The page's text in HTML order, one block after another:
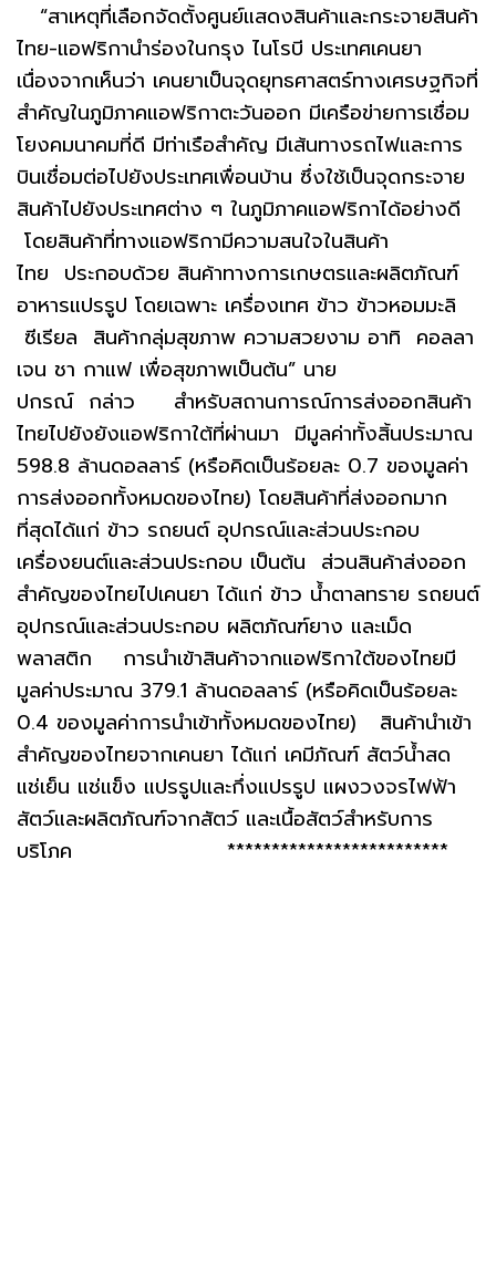
“สาเหตุที่เลือกจัดตั้งศูนย์แสดงสินค้าและกระจายสินค้า
ไทย-แอฟริกานำร่องในกรุง ไนโรบี ประเทศเคนยา
เนื่องจากเห็นว่า เคนยาเป็นจุดยุทธศาสตร์ทางเศรษฐกิจที่
สำคัญในภูมิภาคแอฟริกาตะวันออก มีเครือข่ายการเชื่อม
โยงคมนาคมที่ดี มีท่าเรือสำคัญ มีเส้นทางรถไฟและการ
บินเชื่อมต่อไปยังประเทศเพื่อนบ้าน ซึ่งใช้เป็นจุดกระจาย
สินค้าไปยังประเทศต่าง ๆ ในภูมิภาคแอฟริกาได้อย่างดี
โดยสินค้าที่ทางแอฟริกามีความสนใจในสินค้า
ไทย ประกอบด้วย สินค้าทางการเกษตรและผลิตภัณฑ์
อาหารแปรรูป โดยเฉพาะ เครื่องเทศ ข้าว ข้าวหอมมะลิ
ซีเรียล สินค้ากลุ่มสุขภาพ ความสวยงาม อาทิ คอลลา
เจน ชา กาแฟ เพื่อสุขภาพเป็นต้น” นาย
ปกรณ์ กล่าว สำหรับสถานการณ์การส่งออกสินค้า
ไทยไปยังยังแอฟริกาใต้ที่ผ่านมา มีมูลค่าทั้งสิ้นประมาณ
598.8 ล้านดอลลาร์ (หรือคิดเป็นร้อยละ 0.7 ของมูลค่า
การส่งออกทั้งหมดของไทย) โดยสินค้าที่ส่งออกมาก
ที่สุดได้แก่ ข้าว รถยนต์ อุปกรณ์และส่วนประกอบ
เครื่องยนต์และส่วนประกอบ เป็นต้น ส่วนสินค้าส่งออก
สำคัญของไทยไปเคนยา ได้แก่ ข้าว น้ำตาลทราย รถยนต์
อุปกรณ์และส่วนประกอบ ผลิตภัณฑ์ยาง และเม็ด
พลาสติก การนำเข้าสินค้าจากแอฟริกาใต้ของไทยมี
มูลค่าประมาณ 379.1 ล้านดอลลาร์ (หรือคิดเป็นร้อยละ
0.4 ของมูลค่าการนำเข้าทั้งหมดของไทย) สินค้านำเข้า
สำคัญของไทยจากเคนยา ได้แก่ เคมีภัณฑ์ สัตว์น้ำสด
แช่เย็น แช่แข็ง แปรรูปและกึ่งแปรรูป แผงวงจรไฟฟ้า
สัตว์และผลิตภัณฑ์จากสัตว์ และเนื้อสัตว์สำหรับการ
บริโภค *************************